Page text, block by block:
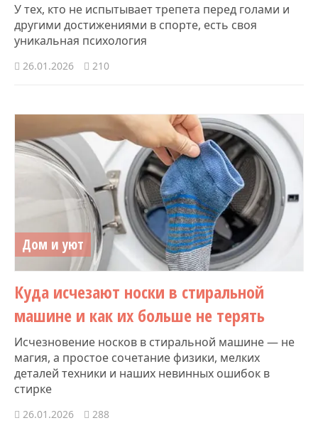
У тех, кто не испытывает трепета перед голами и
другими достижениями в спорте, есть своя
уникальная психология
26.01.2026 210
Дом и уют
Куда исчезают носки в стиральной
машине и как их больше не терять
Исчезновение носков в стиральной машине — не
магия, а простое сочетание физики, мелких
деталей техники и наших невинных ошибок в
стирке
26.01.2026 288